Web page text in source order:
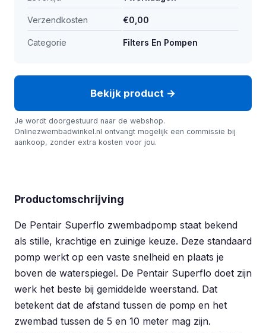
Verzendkosten €0,00
Categorie Filters En Pompen
Bekijk product →
Je wordt doorgestuurd naar de webshop.
Onlinezwembadwinkel.nl ontvangt mogelijk een commissie bij
aankoop, zonder extra kosten voor jou.
Productomschrijving
De Pentair Superflo zwembadpomp staat bekend
als stille, krachtige en zuinige keuze. Deze standaard
pomp werkt op een vaste snelheid en plaats je
boven de waterspiegel. De Pentair Superflo doet zijn
werk het beste bij gemiddelde weerstand. Dat
betekent dat de afstand tussen de pomp en het
zwembad tussen de 5 en 10 meter mag zijn.